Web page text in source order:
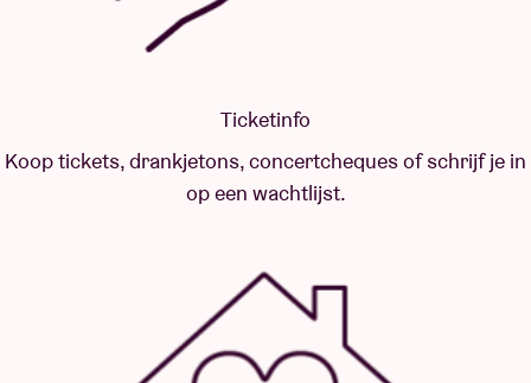
Ticketinfo
Koop tickets, drankjetons, concertcheques of schrijf je in
op een wachtlijst.